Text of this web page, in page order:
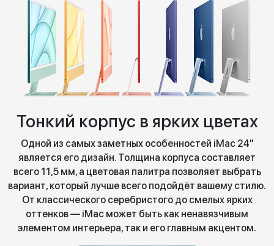
Тонкий корпус в ярких цветах
Одной из самых заметных особенностей iMac 24"
является его дизайн. Толщина корпуса составляет
всего 11,5 мм, а цветовая палитра позволяет выбрать
вариант, который лучше всего подойдёт вашему стилю.
От классического серебристого до смелых ярких
оттенков — iMac может быть как ненавязчивым
элементом интерьера, так и его главным акцентом.